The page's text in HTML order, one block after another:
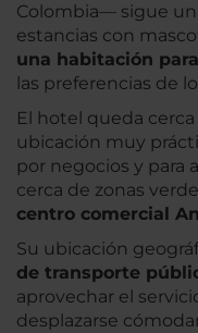
Colombia— sigue
estancias con
una habitación
las preferencias de
El hotel queda
ubicación muy
por negocios y para
cerca de zonas
centro comercial
Su ubicación
de transporte
aprovechar el
desplazarse